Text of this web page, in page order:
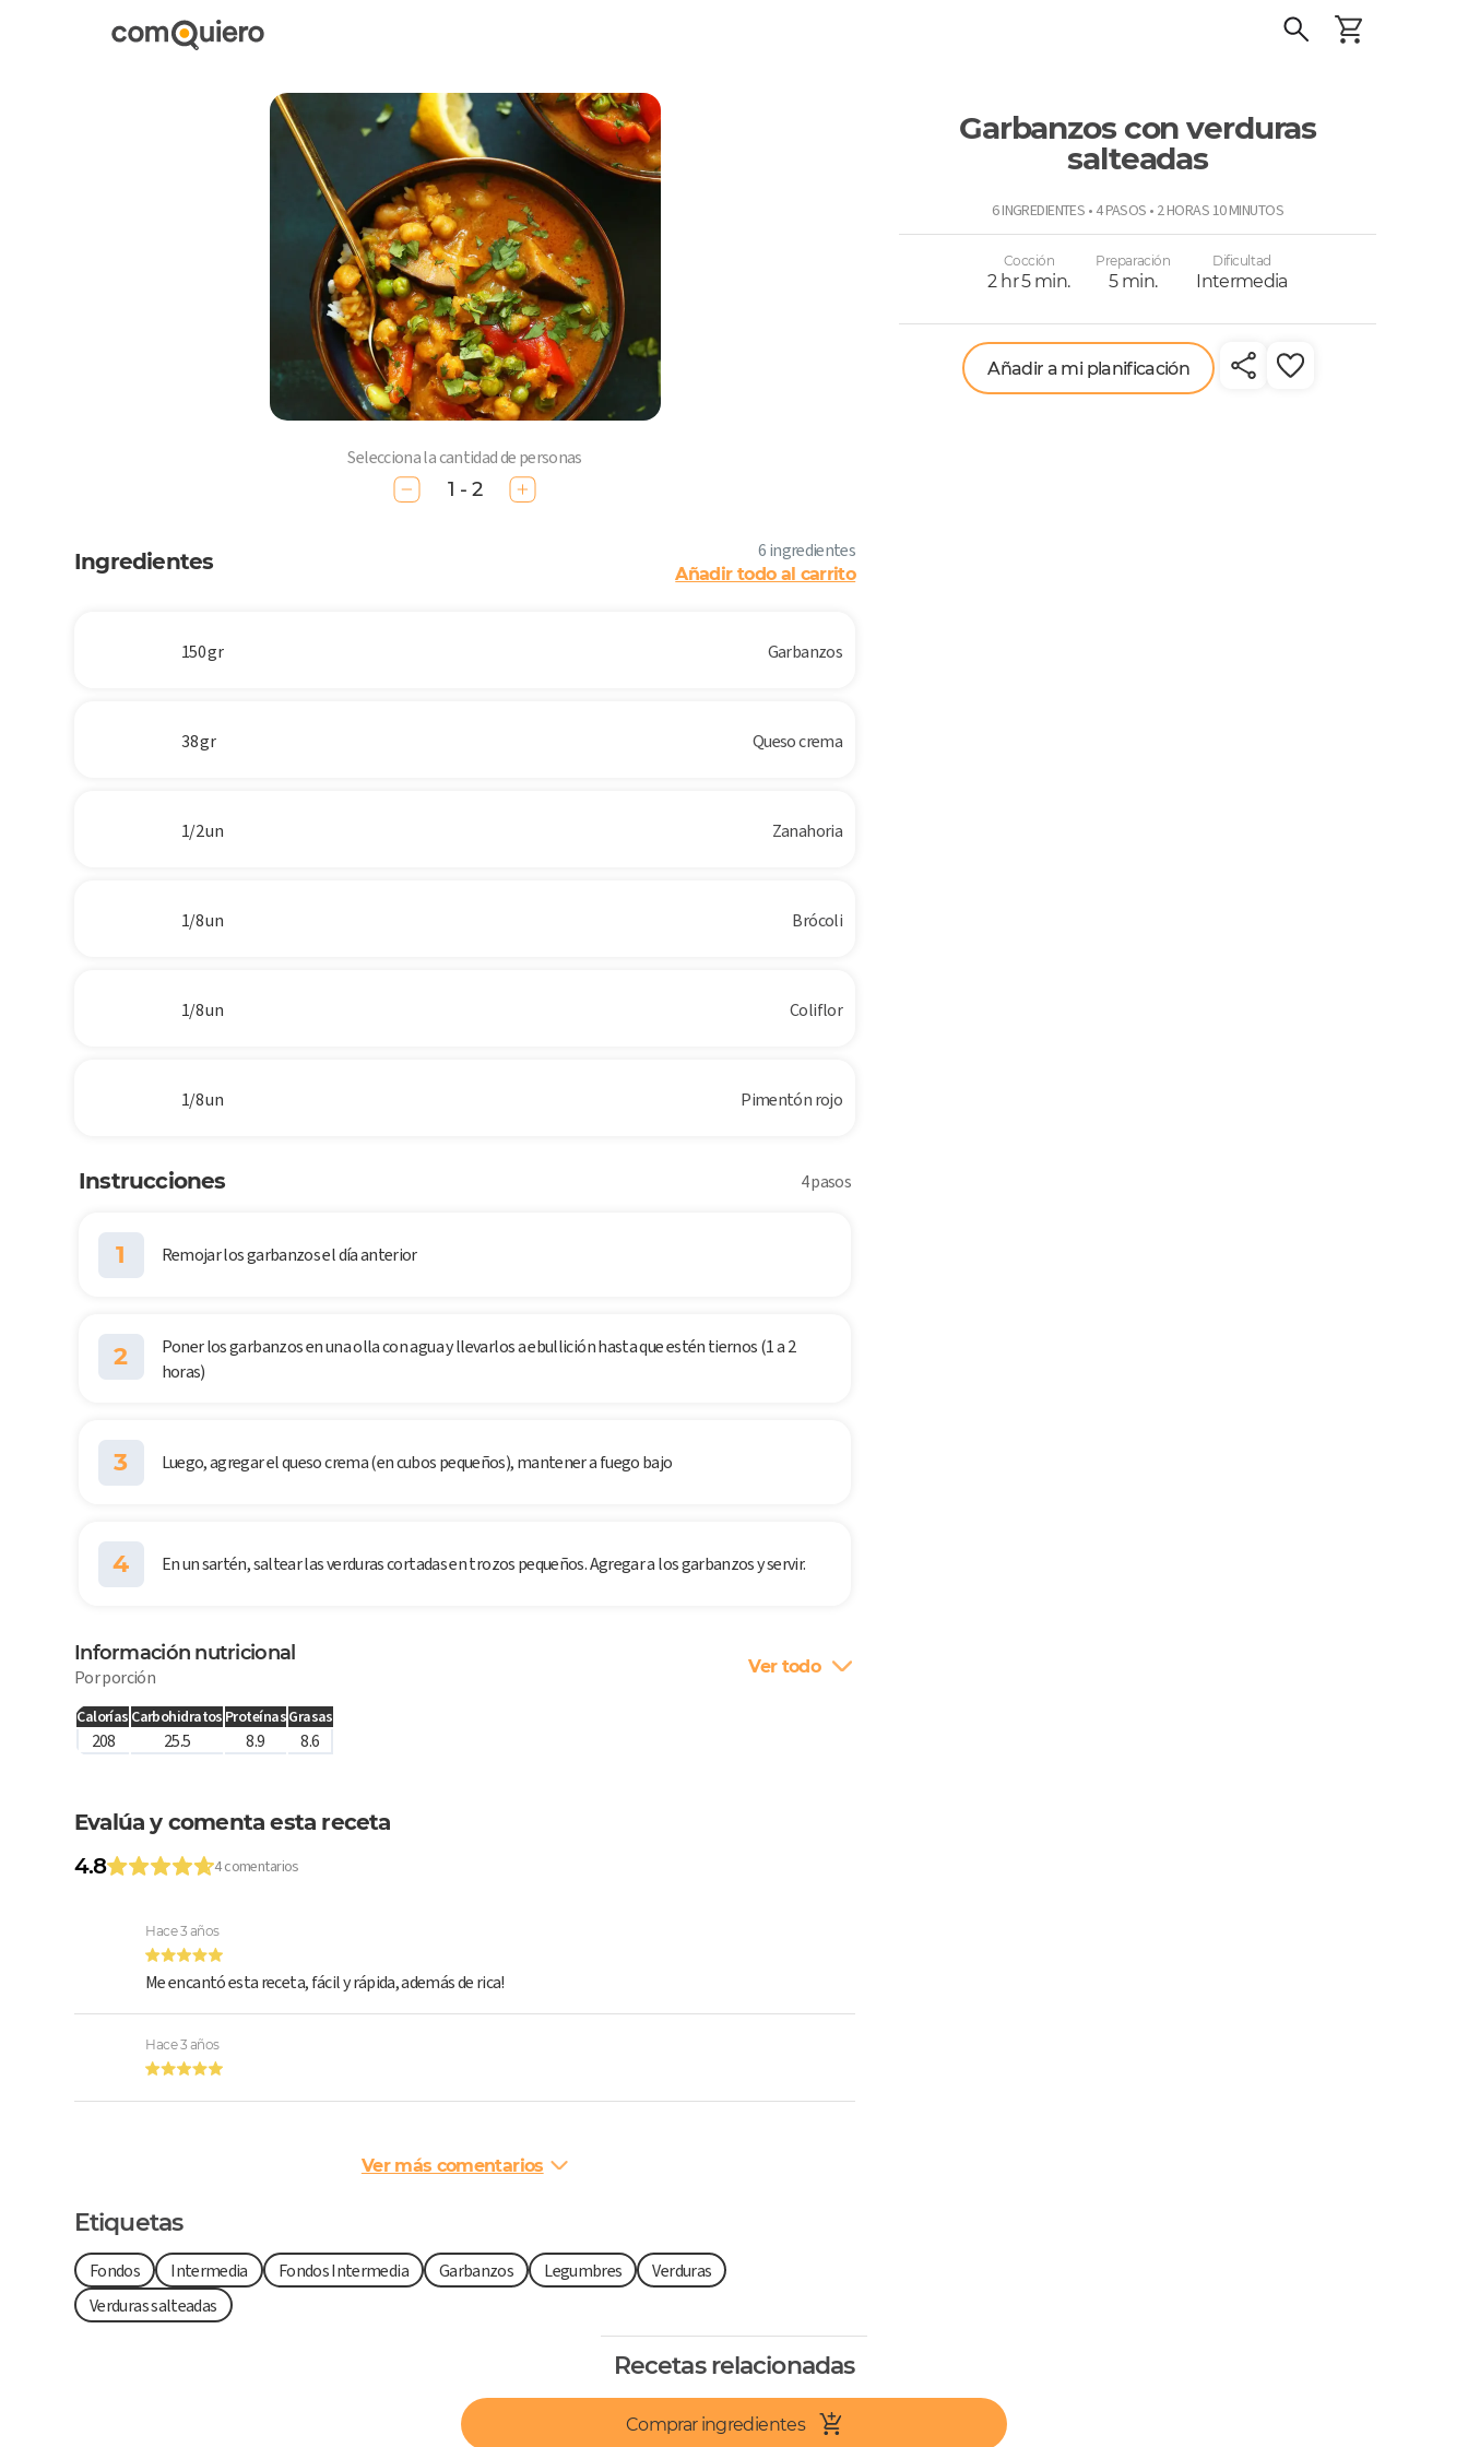
Garbanzos con verduras
salteadas
6 INGREDIENTES • 4 PASOS • 2 HORAS 10 MINUTOS
Cocción
2 hr 5 min.
Preparación
5 min.
Dificultad
Intermedia
Añadir a mi planificación
Selecciona la cantidad de personas
1 - 2
Ingredientes 6 ingredientes
Añadir todo al carrito
150 gr Garbanzos
38 gr Queso crema
1/2 un Zanahoria
1/8 un Brócoli
1/8 un Coliflor
1/8 un Pimentón rojo
Instrucciones 4 pasos
1 Remojar los garbanzos el día anterior
2
Poner los garbanzos en una olla con agua y llevarlos a ebullición hasta que estén tiernos (1 a 2
horas)
3 Luego, agregar el queso crema (en cubos pequeños), mantener a fuego bajo
4 En un sartén, saltear las verduras cortadas en trozos pequeños. Agregar a los garbanzos y servir.
Información nutricional
Por porción Ver todo
Calorías Carbohidratos ProteínasGrasas
208 25.5 8.9 8.6
Evalúa y comenta esta receta
4.8
4 comentarios
Hace 3 años
Me encantó esta receta, fácil y rápida, además de rica!
Hace 3 años
Ver más comentarios
Etiquetas
Fondos Intermedia Fondos Intermedia Garbanzos Legumbres
Verduras
Verduras salteadas
Recetas relacionadas
Comprar ingredientes